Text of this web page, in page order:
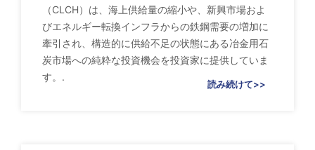
（CLCH）は、海上供給量の縮小や、新興市場およ
びエネルギー転換インフラからの鉄鋼需要の増加に
牽引され、構造的に供給不足の状態にある冶金用石
炭市場への純粋な投資機会を投資家に提供していま
す。.
読み続けて>>